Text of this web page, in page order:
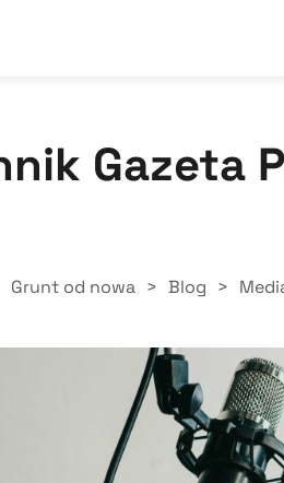
Gazeta
Grunt od nowa > Blog >